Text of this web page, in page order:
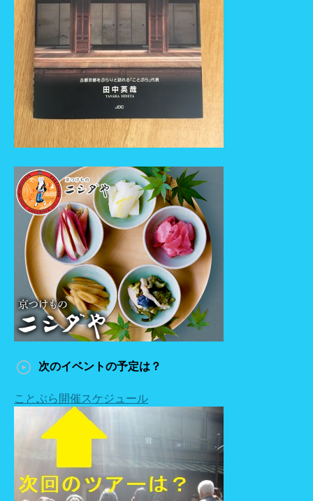
次のイベントの予定は？
ことぶら開催スケジュール